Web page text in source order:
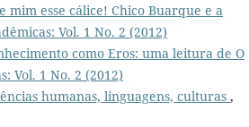
mim esse cálice! Chico Buarque e a
Vol. 1 No. 2 (2012)
como Eros: uma leitura de O
Vol. 1 No. 2 (2012)
humanas, linguagens, culturas ,